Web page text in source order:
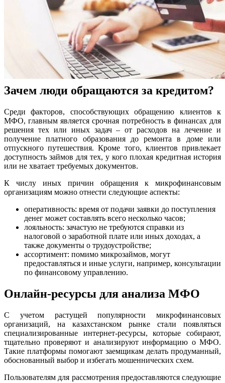
Зачем люди обращаются за кредитом?
Среди факторов, способствующих обращению клиентов к
МФО, главным является срочная потребность в финансах для
решения тех или иных задач – от расходов на лечение и
получение платного образования до ремонта в доме или
отпускного путешествия. Кроме того, клиентов привлекает
доступность займов для тех, у кого плохая кредитная история
или не хватает требуемых документов.
К числу иных причин обращения к микрофинансовым
организациям можно отнести следующие аспекты:
оперативность: время от подачи заявки до поступления
денег может составлять всего несколько часов;
лояльность: зачастую не требуются справки из
налоговой о заработной плате или иных доходах, а
также документы о трудоустройстве;
ассортимент: помимо микрозаймов, могут
предоставляться и иные услуги, например, консультации
по финансовому управлению.
Онлайн-ресурсы для анализа МФО
С учетом растущей популярности микрофинансовых
организаций, на казахстанском рынке стали появляться
специализированные интернет-ресурсы, которые собирают,
тщательно проверяют и анализируют информацию о МФО.
Такие платформы помогают заемщикам делать продуманный,
обоснованный выбор и избегать мошеннических схем.
Пользователям для рассмотрения предоставляются следующие